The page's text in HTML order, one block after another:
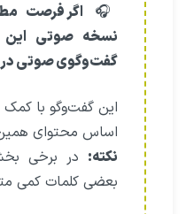
🎧 اگر فرصت
نسخه صوتی این
گفت‌وگوی صوتی
این گفت‌وگو با
اساس محتوای
نکته: در برخی
بعضی کلمات کمی